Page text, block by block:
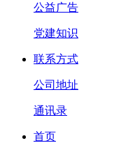
公益广告
党建知识
联系方式
公司地址
通讯录
首页